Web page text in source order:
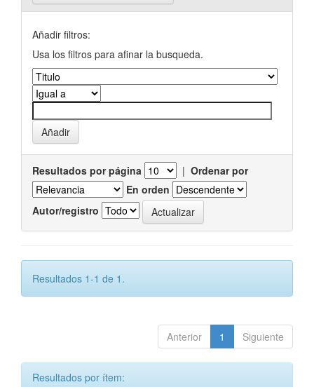
Añadir filtros:
Usa los filtros para afinar la busqueda.
Resultados por página | Ordenar por
En orden
Autor/registro
Resultados 1-1 de 1.
Anterior 1 Siguiente
Resultados por ítem: